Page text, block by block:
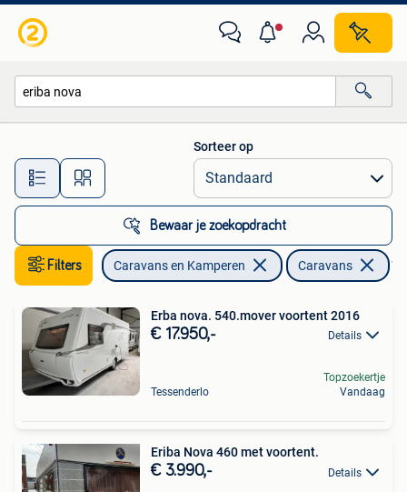
Alle afstanden…
Sorteer op
Bewaar je zoekopdracht
Filters Caravans en Kamperen Caravans
Erba nova. 540.mover voortent 2016
€ 17.950,- Details
Tessenderlo
Topzoekertje
Vandaag
Eriba Nova 460 met voortent.
€ 3.990,- Details